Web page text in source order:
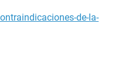
de-la-